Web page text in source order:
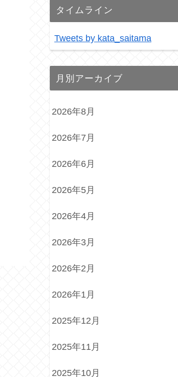
タイムライン
Tweets by kata_saitama
月別アーカイブ
2026年8月
2026年7月
2026年6月
2026年5月
2026年4月
2026年3月
2026年2月
2026年1月
2025年12月
2025年11月
2025年10月